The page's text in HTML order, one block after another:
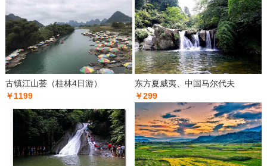
古镇江山荟（桂林4日游）
￥1199
东方夏威夷、中国马尔代夫
￥299